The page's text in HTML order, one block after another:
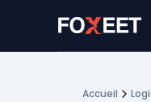
Accueil